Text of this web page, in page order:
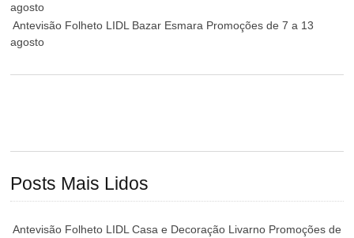
agosto
Antevisão Folheto LIDL Bazar Esmara Promoções de 7 a 13
agosto
Posts Mais Lidos
Antevisão Folheto LIDL Casa e Decoração Livarno Promoções de